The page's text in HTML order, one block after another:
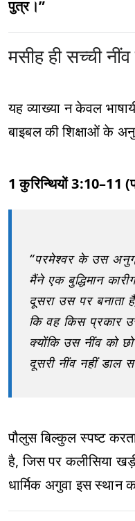
पुत्र।”
मसीह ही सच्ची
यह व्याख्या न केवल
बाइबल की शिक्षाओं के
1 कुरिन्थियों 3:10–11
“परमेश्वर के उस
मैंने एक बुद्धिमान
दूसरा उस पर बनाता
कि वह किस प्रकार
क्योंकि उस नींव को
दूसरी नींव नहीं डाल
पौलुस बिल्कुल स्पष्ट
है, जिस पर कलीसिया
धार्मिक अगुवा इस स्थान